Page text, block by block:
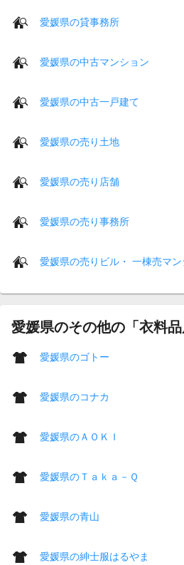
愛媛県の貸事務所
愛媛県の中古マンション
愛媛県の中古一戸建て
愛媛県の売り土地
愛媛県の売り店舗
愛媛県の売り事務所
愛媛県の売りビル・ 一棟売マ
愛媛県のその他の「衣料
愛媛県のゴトー
愛媛県のコナカ
愛媛県のＡＯＫＩ
愛媛県のＴａｋａ－Ｑ
愛媛県の青山
愛媛県の紳士服はるやま